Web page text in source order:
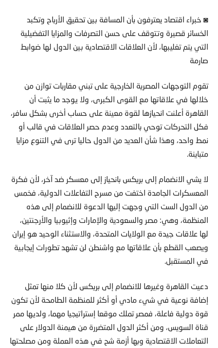
◙ خبراء اقتصاد يعترفون بأن المسافة بين تحقيق الأرباح وتكبد
الخسائر قصيرة وتتوقف على حسن التصرفات والمزايا التفضيلية
التي يتم تغليبها، لأن العلاقات الاقتصادية بين الدول لها ضوابط
صارمة
تقوم التوجهات المصرية الخارجية على تبني مقاربات توازن من
خلالها في علاقاتها مع القوى الكبرى، ولا يوجد ما يثبت أن
القاهرة أعلنت انحيازها لقوة معينة على حساب أخرى بشكل سافر،
فكل التحركات توحي بالتعدد وعدم حصر العلاقات في قالب أو
نمط واحد، وهذا شأن العديد من الدول حاليا ترى في التنوع مزايا
متباينة.
لا يشي الانضمام إلى بريكس بانحياز إلى معسكر ضد آخر، لأن فكرة
المعسكرات الجامدة اختفت من مسرح التفاعلات الدولية، فخمس
من الدول الست التي وجهت إليها الدعوة للانضمام إلى هذه
المنظمة، وهي: مصر والسعودية والإمارات وإثيوبيا والأرجنتين،
لها علاقات جيدة مع الولايات المتحدة، والاستثناء الوحيد هو إيران
ويصعب القطع بأن علاقاتها مع واشنطن لن تشهد تطورات إيجابية
في المستقبل.
دعيت القاهرة وغيرها للانضمام إلى بريكس لأن كلا منها تمثل
إضافة نوعية في شيء مادي أو أكثر للمنظمة الطامحة لأن تكون
قوة دولية فاعلة، فمصر تملك موقعا إستراتيجيا مهما، ولديها ممر
قناة السويس، ومن أكثر الدول المتضررة من هيمنة الدولار على
التعاملات الاقتصادية وبها أزمة شح في هذه العملة ومن مصلحتها